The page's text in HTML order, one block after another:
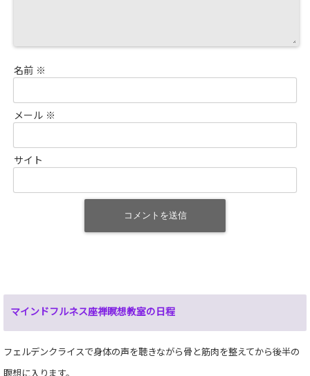
名前 ※
メール ※
サイト
マインドフルネス座禅瞑想教室の日程
フェルデンクライスで身体の声を聴きながら骨と筋肉を整えてから後半の
瞑想に入ります。